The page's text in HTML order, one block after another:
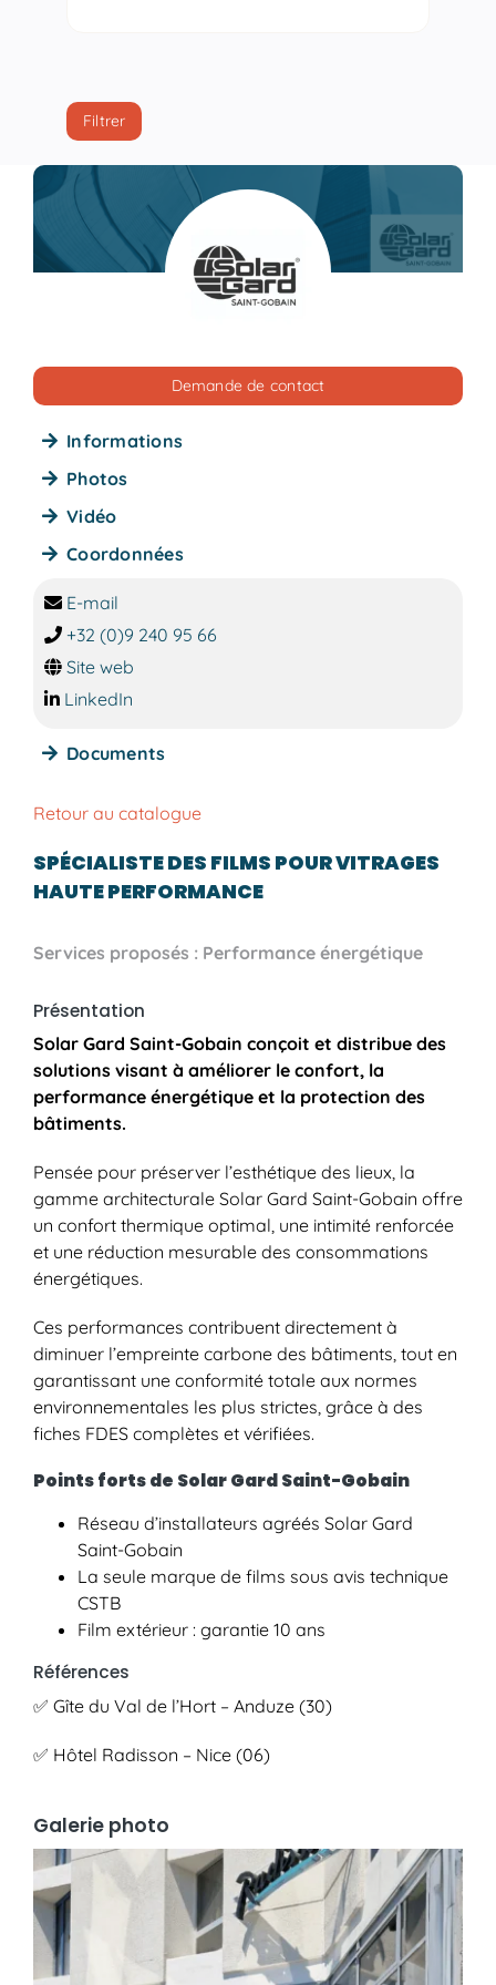
Filtrer
Demande de contact
Informations
Photos
Vidéo
Coordonnées
E-mail
+32 (0)9 240 95 66
Site web
LinkedIn
Documents
Retour au catalogue
SPÉCIALISTE DES FILMS POUR VITRAGES
HAUTE PERFORMANCE
Services proposés : Performance énergétique
Présentation
Solar Gard Saint-Gobain conçoit et distribue des
solutions visant à améliorer le confort, la
performance énergétique et la protection des
bâtiments.
Pensée pour préserver l’esthétique des lieux, la
gamme architecturale Solar Gard Saint-Gobain offre
un confort thermique optimal, une intimité renforcée
et une réduction mesurable des consommations
énergétiques.
Ces performances contribuent directement à
diminuer l’empreinte carbone des bâtiments, tout en
garantissant une conformité totale aux normes
environnementales les plus strictes, grâce à des
fiches FDES complètes et vérifiées.
Points forts de Solar Gard Saint-Gobain
Réseau d’installateurs agréés Solar Gard
Saint-Gobain
La seule marque de films sous avis technique
CSTB
Film extérieur : garantie 10 ans
Références
✅ Gîte du Val de l’Hort – Anduze (30)
✅ Hôtel Radisson – Nice (06)
Galerie photo